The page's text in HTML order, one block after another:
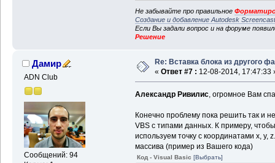
Не забывайте про правильное
Создание и добавление Autodesk
Если Вы задали вопрос и на форуме
Решение
Дамир
ADN Club
Сообщений: 94
Re: Вставка блока из другого
« Ответ #7 : 12-08-2014, 17:47:33
Александр Ривилис, огромное Вам
Конечно проблему пока решить так и
VBS с типами данных. К примеру,
используем точку с координатами x,
массива (пример из Вашего кода)
Код - Visual Basic [Выбрать]